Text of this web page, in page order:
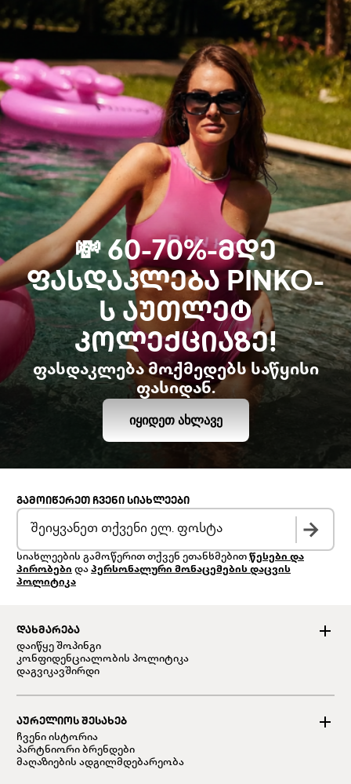
💸 60-70%-ᲛᲓᲔ
ᲤᲐᲡᲓᲐᲙᲚᲔᲑᲐ PINKO-
Ს ᲐᲣᲗᲚᲔᲢ
ᲙᲝᲚᲔᲥᲪᲘᲐᲖᲔ!
ფასდაკლება მოქმედებს საწყისი
ფასიდან.
ᲘᲧᲘᲓᲔᲗ ᲐᲮᲚᲐᲕᲔ
ᲓᲐᲮᲛᲐᲠᲔᲑᲐ
დაიწყე შოპინგი
კონფიდენციალობის პოლიტიკა
დაგვიკავშირდი
ᲐᲣᲠᲔᲚᲘᲝᲡ ᲨᲔᲡᲐᲮᲔᲑ
ჩვენი ისტორია
პარტნიორი ბრენდები
მაღაზიების ადგილმდებარეობა
ᲒᲐᲛᲝᲘᲬᲔᲠᲔᲗ ᲩᲕᲔᲜᲘ ᲡᲘᲐᲮᲚᲔᲔᲑᲘ
სიახლეების გამოწერით თქვენ ეთანხმებით წესები და
პირობები და პერსონალური მონაცემების დაცვის
პოლიტიკა